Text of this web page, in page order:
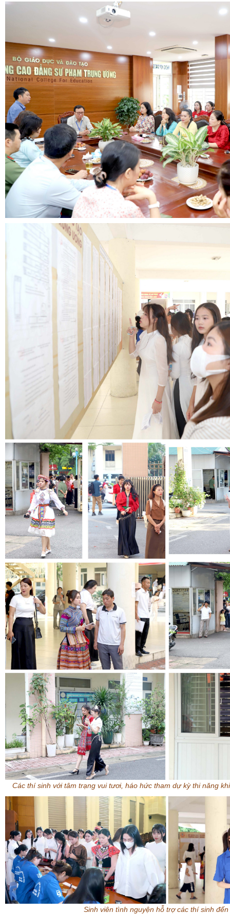
Các thí sinh với tâm trạng vui tươi, háo hức tham dự kỳ thi năng
Sinh viên tình nguyện hỗ trợ các thí sinh